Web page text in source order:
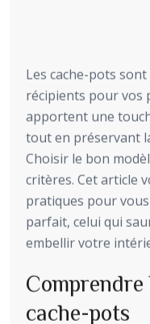
Les cache-pots
récipients pour vos
apportent une
tout en préservant
Choisir le bon
critères. Cet article
pratiques pour
parfait, celui qui
embellir votre
cache-pots